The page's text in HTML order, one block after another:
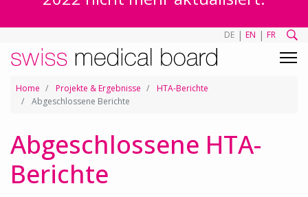
DE | EN | FR
Home Projekte & Ergebnisse
HTA-Berichte
Abgeschlossene Berichte
Abgeschlossene HTA-
Berichte